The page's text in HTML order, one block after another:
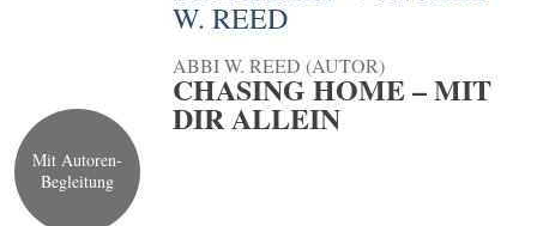
Mit Autoren-
Begleitung
W. REED
ABBI W. REED (AUTOR)
CHASING HOME – MIT
DIR ALLEIN